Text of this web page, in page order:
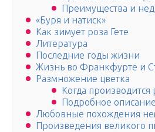
Преимущества и
«Буря и натиск»
Как зимует роза Гете
Литература
Последние годы жизни
Жизнь во Франкфурте и
Размножение цветка
Когда
Подробное описание
Любовные похождения
Произведения великого